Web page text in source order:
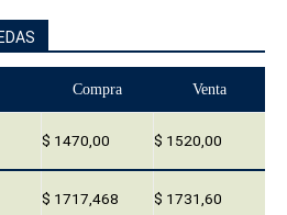
Compra Venta
$ 1470,00 $ 1520,00
$ 1717,468 $ 1731,60